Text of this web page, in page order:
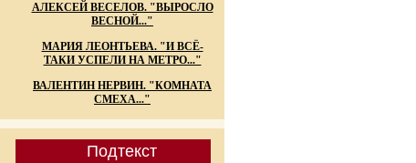
АЛЕКСЕЙ ВЕСЕЛОВ. "ВЫРОСЛО
ВЕСНОЙ..."
МАРИЯ ЛЕОНТЬЕВА. "И ВСЁ-
ТАКИ УСПЕЛИ НА МЕТРО..."
ВАЛЕНТИН НЕРВИН. "КОМНАТА
СМЕХА..."
Подтекст